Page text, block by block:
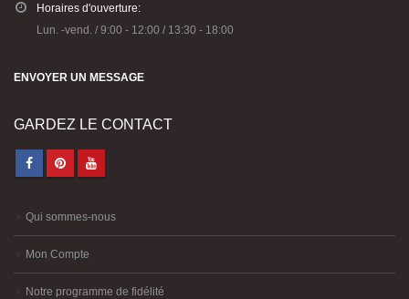
Horaires d'ouverture:
Lun. -vend. / 9:00 - 12:00 / 13:30 - 18:00
ENVOYER UN MESSAGE
GARDEZ LE CONTACT
Qui sommes-nous
Mon Compte
Notre programme de fidélité